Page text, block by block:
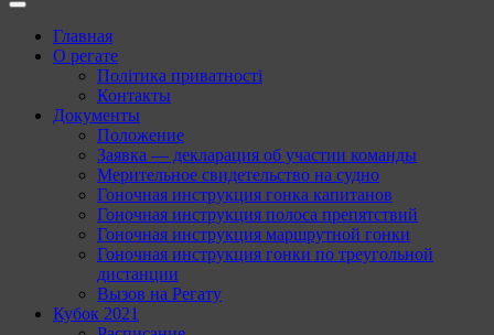
Главная
О регате
Політика приватності
Контакты
Документы
Положение
Заявка — декларация об участии команды
Мерительное свидетельство на судно
Гоночная инструкция гонка капитанов
Гоночная инструкция полоса препятствий
Гоночная инструкция маршрутной гонки
Гоночная инструкция гонки по треугольной
дистанции
Вызов на Регату
Кубок 2021